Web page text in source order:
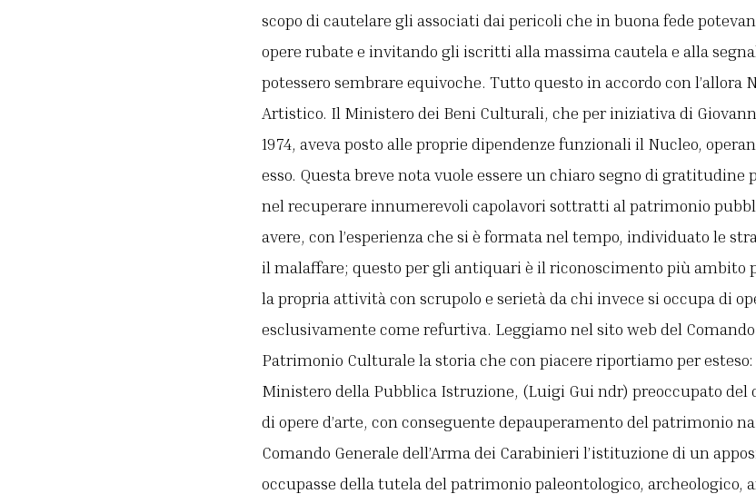
scopo di cautelare gli associati dai pericoli che in buona fede
opere rubate e invitando gli iscritti alla massima cautela e alla
potessero sembrare equivoche. Tutto questo in accordo con l’allora
Artistico. Il Ministero dei Beni Culturali, che per iniziativa di
1974, aveva posto alle proprie dipendenze funzionali il Nucleo,
esso. Questa breve nota vuole essere un chiaro segno di gratitudine
nel recuperare innumerevoli capolavori sottratti al patrimonio
avere, con l’esperienza che si è formata nel tempo, individuato le
il malaffare; questo per gli antiquari è il riconoscimento più ambito
la propria attività con scrupolo e serietà da chi invece si occupa di
esclusivamente come refurtiva. Leggiamo nel sito web del
Patrimonio Culturale la storia che con piacere riportiamo per esteso:
Ministero della Pubblica Istruzione, (Luigi Gui ndr) preoccupato
di opere d’arte, con conseguente depauperamento del patrimonio
Comando Generale dell’Arma dei Carabinieri l’istituzione di un
occupasse della tutela del patrimonio paleontologico, archeologico,